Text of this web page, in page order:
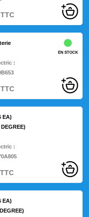
:
EN STOCK
EA)
:
EA)